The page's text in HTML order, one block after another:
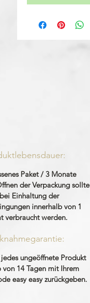
Paket / 3 Monate
der Verpackung sollte
Einhaltung der
innerhalb von 1
verbraucht werden.
ungeöffnete Produkt
von 14 Tagen mit Ihrem
easy easy zurückgeben.